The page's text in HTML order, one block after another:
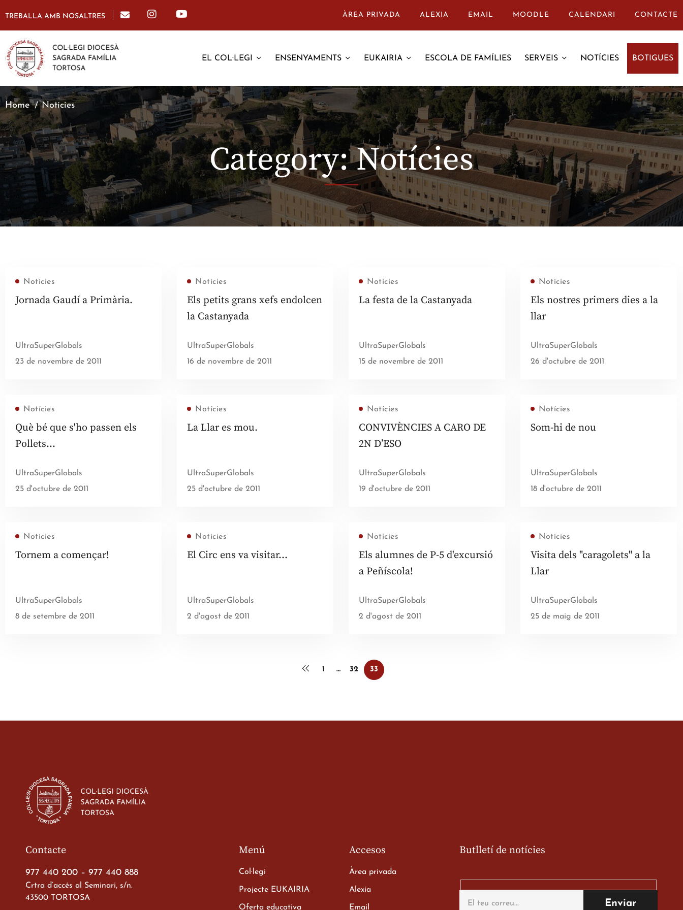
TREBALLA AMB NOSALTRES ÀREA PRIVADA ALEXIA EMAIL MOODLE CALENDARI CONTACTE
EL COL·LEGI ENSENYAMENTS EUKAIRIA ESCOLA DE FAMÍLIES SERVEIS NOTÍCIES BOTIGUES
Home Notícies
Category: Notícies
Notícies
Jornada Gaudí a Primària.
UltraSuperGlobals
23 de novembre de 2011
Notícies
Els petits grans xefs endolcen
la Castanyada
UltraSuperGlobals
16 de novembre de 2011
Notícies
La festa de la Castanyada
UltraSuperGlobals
15 de novembre de 2011
Notícies
Els nostres primers dies a la
llar
UltraSuperGlobals
26 d'octubre de 2011
Notícies
Què bé que s'ho passen els
Pollets…
UltraSuperGlobals
25 d'octubre de 2011
Notícies
La Llar es mou.
UltraSuperGlobals
25 d'octubre de 2011
Notícies
CONVIVÈNCIES A CARO DE
2N D’ESO
UltraSuperGlobals
19 d'octubre de 2011
Notícies
Som-hi de nou
UltraSuperGlobals
18 d'octubre de 2011
Notícies
Tornem a començar!
UltraSuperGlobals
8 de setembre de 2011
Notícies
El Circ ens va visitar…
UltraSuperGlobals
2 d'agost de 2011
Notícies
Els alumnes de P-5 d'excursió
a Peñíscola!
UltraSuperGlobals
2 d'agost de 2011
Notícies
Visita dels "caragolets" a la
Llar
UltraSuperGlobals
25 de maig de 2011
1 … 32 33
Contacte
977 440 200 – 977 440 888
Crtra d’accés al Seminari, s/n.
43500 TORTOSA
Menú
Col·legi
Projecte EUKAIRIA
Oferta educativa
Accesos
Àrea privada
Alexia
Email
Butlletí de notícies